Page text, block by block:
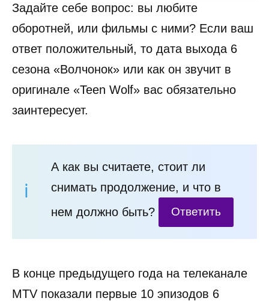
Задайте себе вопрос: вы любите
оборотней, или фильмы с ними? Если ваш
ответ положительный, то дата выхода 6
сезона «Волчонок» или как он звучит в
оригинале «Teen Wolf» вас обязательно
заинтересует.
А как вы считаете, стоит ли
снимать продолжение, и что в
нем должно быть?
Ответить
В конце предыдущего года на телеканале
MTV показали первые 10 эпизодов 6